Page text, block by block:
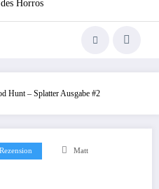
Horros
Hunt – Splatter Ausgabe #2
Rezension Matt